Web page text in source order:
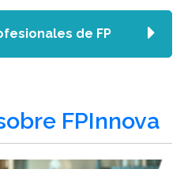
FPInnova
de FP